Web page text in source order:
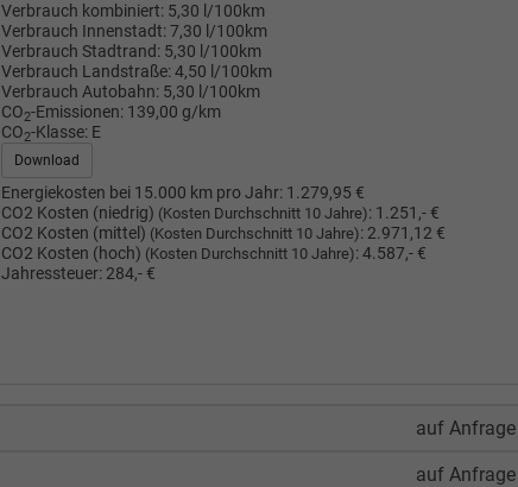
Verbrauch kombiniert: 5,30 l/100km
Verbrauch Innenstadt:7,30 l/100km
Verbrauch Stadtrand: 5,30 l/100km
Verbrauch Landstraße:4,50 l/100km
Verbrauch Autobahn: 5,30 l/100km
CO2-Emissionen: 139,00 g/km
CO2-Klasse: E
Download
Energiekosten bei 15.000 km pro Jahr: 1.279,95 €
CO2 Kosten (niedrig) (Kosten Durchschnitt 10 Jahre): 1.251,- €
CO2 Kosten (mittel) (Kosten Durchschnitt 10 Jahre): 2.971,12 €
CO2 Kosten (hoch) (Kosten Durchschnitt 10 Jahre):4.587,- €
Jahressteuer: 284,- €
auf Anfrage
auf Anfrage